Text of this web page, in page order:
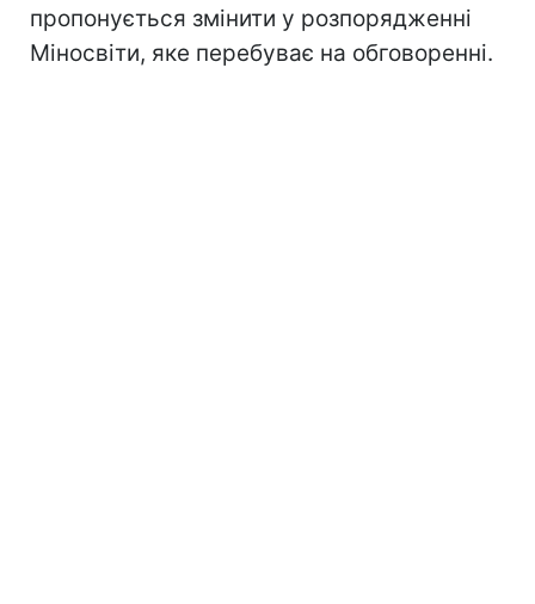
пропонується змінити у розпорядженні
Міносвіти, яке перебуває на обговоренні.